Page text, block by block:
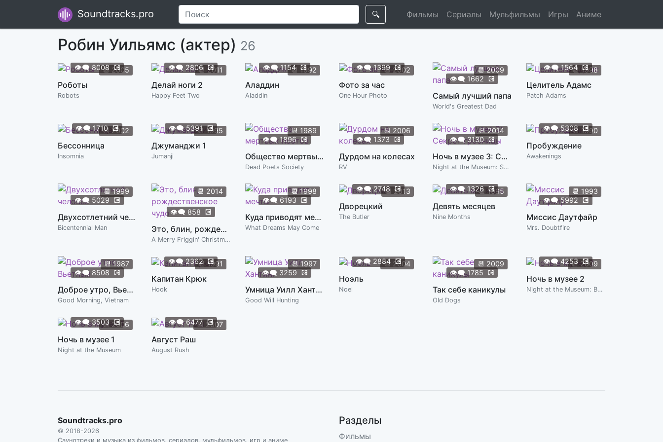
Soundtracks.pro 🔍 Фильмы Сериалы Мульфильмы Игры Аниме
Робин Уильямс (актер) 26
📆 2005
👁️‍🗨️8008 💽
Роботы
Robots
📆 2011
👁️‍🗨️ 2806 💽
Делай ноги 2
Happy Feet Two
📆 1992
👁️‍🗨️1154 💽
Аладдин
Aladdin
📆 2002
👁️‍🗨️1399 💽
Фото за час
One Hour Photo
📆2009
👁️‍🗨️ 1662 💽
Самый лучший папа
World's Greatest Dad
📆 1998
👁️‍🗨️1564 💽
Целитель Адамс
Patch Adams
📆 2002
👁️‍🗨️1710 💽
Бессонница
Insomnia
📆 1995
👁️‍🗨️5391 💽
Джуманджи 1
Jumanji
📆 1989
👁️‍🗨️1896 💽
Общество мертвых поэтов
Dead Poets Society
📆 2006
👁️‍🗨️ 1373 💽
Дурдом на колесах
RV
📆2014
👁️‍🗨️3130 💽
Ночь в музее 3: Секрет гробницы
Night at the Museum: Secret of the Tomb
📆 1990
👁️‍🗨️5308 💽
Пробуждение
Awakenings
📆1999
👁️‍🗨️ 5029 💽
Двухсотлетний человек
Bicentennial Man
📆 2014
👁️‍🗨️ 858 💽
Это, блин, рождественское чудо
A Merry Friggin' Christmas
📆1998
👁️‍🗨️ 6193 💽
Куда приводят мечты
What Dreams May Come
📆 2013
👁️‍🗨️2748 💽
Дворецкий
The Butler
📆 1995
👁️‍🗨️1326 💽
Девять месяцев
Nine Months
📆 1993
👁️‍🗨️5992 💽
Миссис Даутфайр
Mrs. Doubtfire
📆1987
👁️‍🗨️8508 💽
Доброе утро, Вьетнам
Good Morning, Vietnam
📆 1991
👁️‍🗨️2362 💽
Капитан Крюк
Hook
📆1997
👁️‍🗨️ 3259 💽
Умница Уилл Хантинг
Good Will Hunting
📆2004
👁️‍🗨️ 2884 💽
Ноэль
Noel
📆 2009
👁️‍🗨️1785 💽
Так себе каникулы
Old Dogs
📆 2009
👁️‍🗨️4253 💽
Ночь в музее 2
Night at the Museum: Battle of the Smithsonian
📆 2006
👁️‍🗨️3503 💽
Ночь в музее 1
Night at the Museum
📆 2007
👁️‍🗨️6477 💽
Август Раш
August Rush
Soundtracks.pro
© 2018-2026
Саундтреки и музыка из фильмов, сериалов, мульфильмов, игр и аниме
Разделы
Фильмы